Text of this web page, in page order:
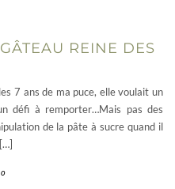
REINE DES
7 ans de ma puce, elle voulait un
défi à remporter…Mais pas des
de la pâte à sucre quand il